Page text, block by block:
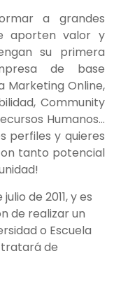
a grandes
aporten valor y
su primera
de base
Marketing Online,
Community
Humanos…
perfiles y quieres
tanto potencial
de 2011, y es
de realizar un
o Escuela
tratará de